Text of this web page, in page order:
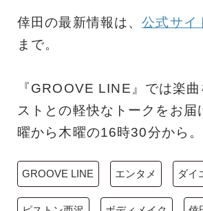
倖田の最新情報は、公式サイ
まで。
『GROOVE LINE』では楽
ストとの軽快なトークをお届
曜から木曜の16時30分から。
GROOVE LINE エンタメ ダイ